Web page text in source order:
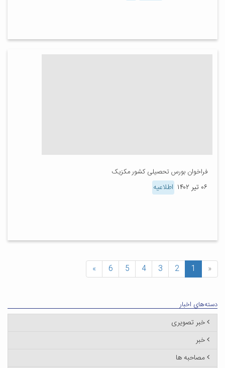
فراخوان بورس تحصیلی کشور مکزیک
۰۶ تیر ۱۴۰۲ اطلاعیه
«
1
2
3
4
5
6
»
دسته‌های اخبار
خبر تصویری
خبر
مصاحبه ها